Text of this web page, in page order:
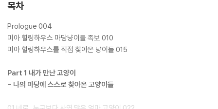
다.
목차
Prologue 004
미아 힐링하우스 마당냥이들 족보 010
미아 힐링하우스를 직접 찾아온 냥이들 015
Part 1 내가 만난 고양이
- 나의 마당에 스스로 찾아온 고양이들